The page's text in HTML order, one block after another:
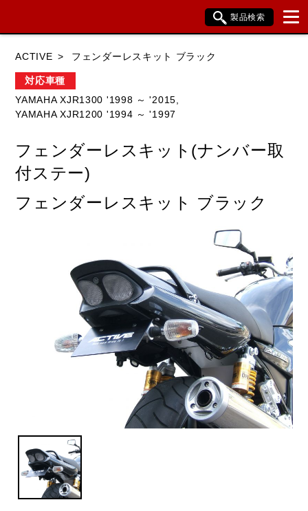
製品検索
KAWASAKI BMW DUCATI
HARLEY DAVIDSON
ACTIVE フェンダーレスキット ブラック
対応車種
YAMAHA XJR1300 '1998 ～ '2015,
YAMAHA XJR1200 '1994 ～ '1997
フェンダーレスキット(ナンバー取
付ステー)
フェンダーレスキット ブラック